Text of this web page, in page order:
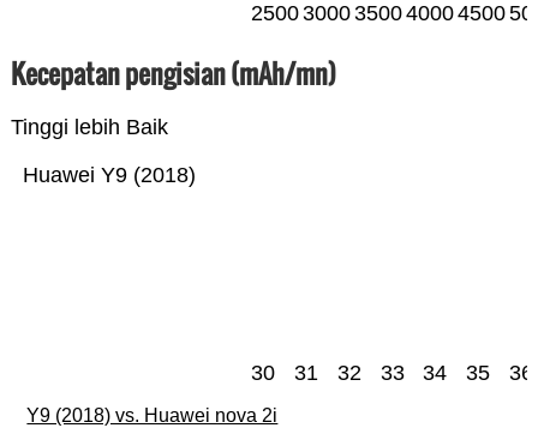
25003000350040004500
Kecepatan pengisian (mAh/mn)
Tinggi lebih Baik
Huawei Y9 (2018)
30 31 32 33 34 35 36
Y9 (2018) vs. Huawei nova 2i